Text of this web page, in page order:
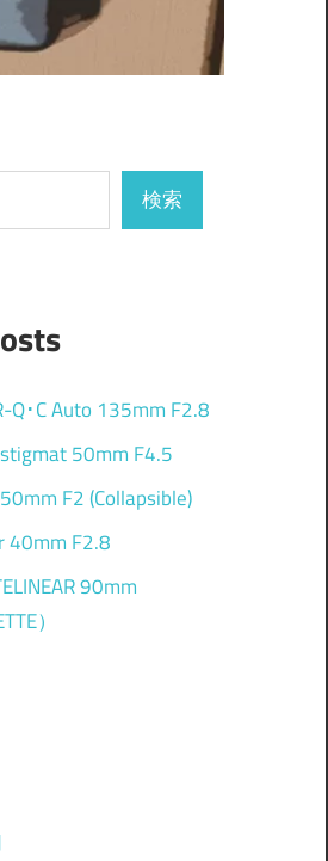
検索
Q･C Auto 135mm F2.8
50mm F4.5
F2 (Collapsible)
40mm F2.8
90mm
）